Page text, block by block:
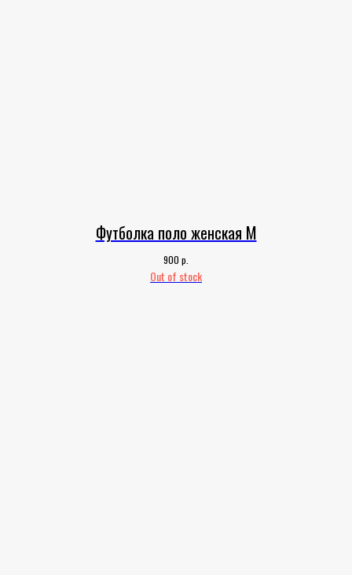
Футболка поло женская M
900 р.
Out of stock